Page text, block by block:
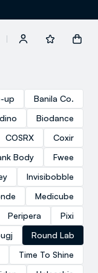
up
Banila Co.
Biodance
COSRX
Coxir
Body
Fwee
Invisibobble
Medicube
Peripera
Pixi
Round Lab
Time To Shine